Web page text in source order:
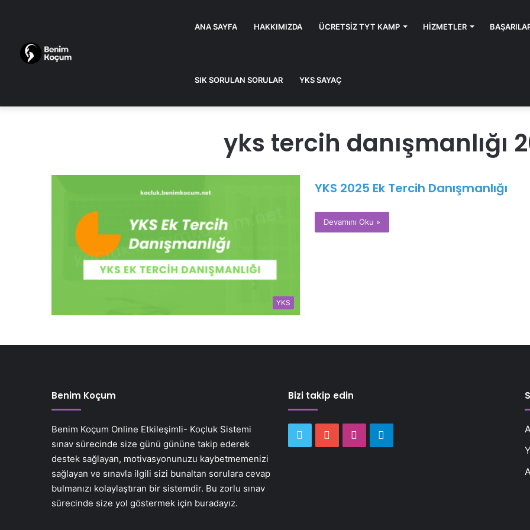
ANA SAYFA HAKKIMIZDA ÜCRETSIZ TYT KAMP HIZMETLER
SIK SORULAN SORULAR YKS SAYAÇ
yks tercih danışmanlığı
YKS
YKS 2025 Ek Tercih Danışmanlığı
Devamını Oku »
Benim Koçum
Benim Koçum Online Etkileşimli- Koçluk Sistemi
sınav sürecinde size günü gününe takip ederek
destek sağlayan, motivasyonunuzu kaybetmemenizi
sağlayan ve sınavla ilgili sizi bunaltan sorulara cevap
bulmanızı kolaylaştıran bir sistemdir. Bu zorlu sınav
sürecinde size yol göstermek için buradayız.
Bizi takip edin
Twitter YouTubeInstagram